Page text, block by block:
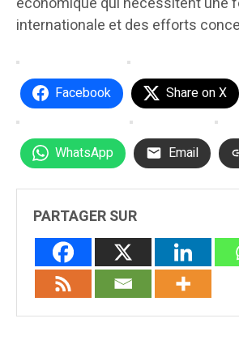
internationale et des efforts
Facebook Share on X
WhatsApp Email
PARTAGER SUR